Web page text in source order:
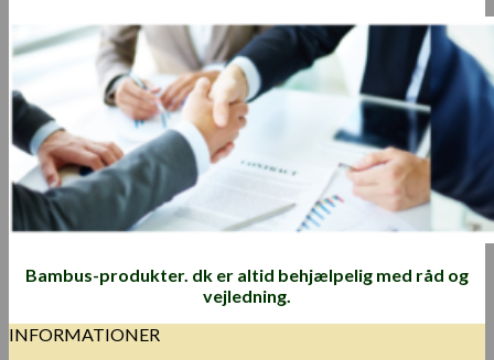
Bambus-produkter. dk er altid behjælpelig med råd og
vejledning.
INFORMATIONER